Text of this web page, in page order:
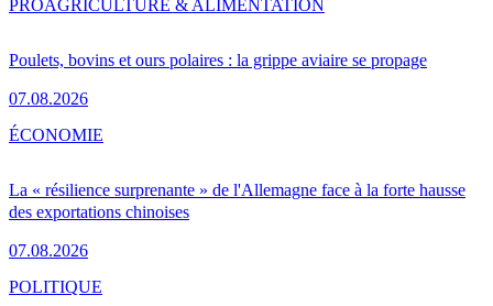
Poulets, bovins et ours polaires : la grippe aviaire se propage
07.08.2026
PROAGRICULTURE & ALIMENTATION
La « résilience surprenante » de l'Allemagne face à la forte hausse
des exportations chinoises
07.08.2026
ÉCONOMIE
POLITIQUE